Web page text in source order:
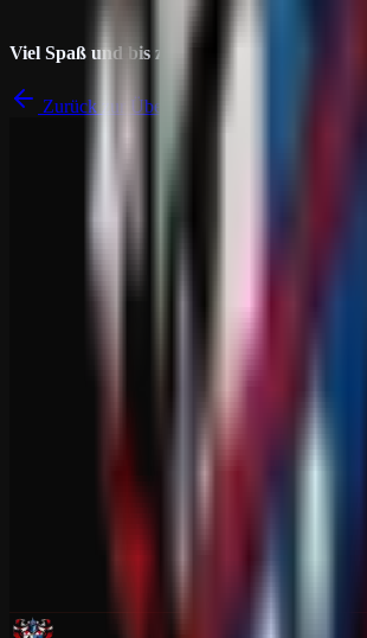
Viel Spaß und bis zum Stream!
Zurück zur Übersicht